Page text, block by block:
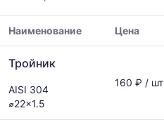
максимальная
цена
данным
прайс-
листов
поставщиков
цен
металлопрокат
указанием
Наименование Цена
Тройник
AISI 304
⌀22x1.5
160 ₽ / шт